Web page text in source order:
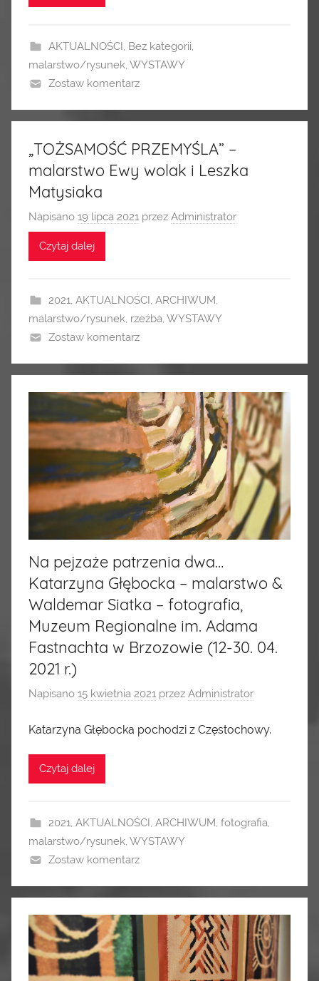
AKTUALNOŚCI, Bez kategorii,
malarstwo/rysunek, WYSTAWY
Zostaw komentarz
„TOŻSAMOŚĆ PRZEMYŚLA” –
malarstwo Ewy wolak i Leszka
Matysiaka
Napisano 19 lipca 2021 przez Administrator
Czytaj dalej
2021, AKTUALNOŚCI, ARCHIWUM,
malarstwo/rysunek, rzeźba, WYSTAWY
Zostaw komentarz
Na pejzaże patrzenia dwa…
Katarzyna Głębocka – malarstwo &
Waldemar Siatka – fotografia,
Muzeum Regionalne im. Adama
Fastnachta w Brzozowie (12-30. 04.
2021 r.)
Napisano 15 kwietnia 2021 przez Administrator
Katarzyna Głębocka pochodzi z Częstochowy.
Czytaj dalej
2021, AKTUALNOŚCI, ARCHIWUM, fotografia,
malarstwo/rysunek, WYSTAWY
Zostaw komentarz